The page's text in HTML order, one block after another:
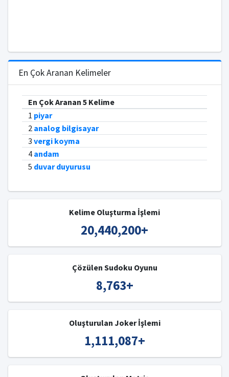
En Çok Aranan Kelimeler
En Çok Aranan 5 Kelime
1 piyar
2 analog bilgisayar
3 vergi koyma
4 andam
5 duvar duyurusu
Kelime Oluşturma İşlemi
20,440,200+
Çözülen Sudoku Oyunu
8,763+
Oluşturulan Joker İşlemi
1,111,087+